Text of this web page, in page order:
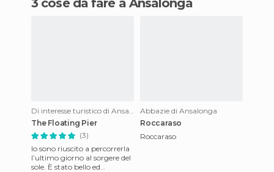
3 cose da fare a Ansalonga
Di interesse turistico di Ansalonga
The Floating Pier
(3)
Io sono riuscito a percorrerla
l’ultimo giorno al sorgere del
sole. È stato bello ed
Abbazie di Ansalonga
Roccaraso
Roccaraso